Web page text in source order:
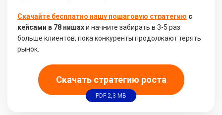
Скачайте бесплатно нашу пошаговую стратегию с
кейсами в 78 нишахи начните забирать в 3-5 раз
больше клиентов, пока конкуренты продолжают терять
рынок.
Скачать стратегию роста
PDF 2,3 MB